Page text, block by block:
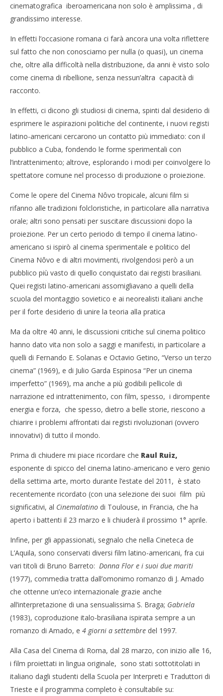
cinematografica iberoamericana non solo è amplissima , di
grandissimo interesse.
In effetti l’occasione romana ci farà ancora una volta riflettere
sul fatto che non conosciamo per nulla (o quasi), un cinema
che, oltre alla difficoltà nella distribuzione, da anni è visto solo
come cinema di ribellione, senza nessun’altra capacità di
racconto.
In effetti, ci dicono gli studiosi di cinema, spinti dal desiderio di
esprimere le aspirazioni politiche del continente, i nuovi registi
latino-americani cercarono un contatto più immediato: con il
pubblico a Cuba, fondendo le forme sperimentali con
l’intrattenimento; altrove, esplorando i modi per coinvolgere lo
spettatore comune nel processo di produzione o proiezione.
Come le opere del Cinema Nôvo tropicale, alcuni film si
rifanno alle tradizioni folcloristiche, in particolare alla narrativa
orale; altri sono pensati per suscitare discussioni dopo la
proiezione. Per un certo periodo di tempo il cinema latino-
americano si ispirò al cinema sperimentale e politico del
Cinema Nôvo e di altri movimenti, rivolgendosi però a un
pubblico più vasto di quello conquistato dai registi brasiliani.
Quei registi latino-americani assomigliavano a quelli della
scuola del montaggio sovietico e ai neorealisti italiani anche
per il forte desiderio di unire la teoria alla pratica
Ma da oltre 40 anni, le discussioni critiche sul cinema politico
hanno dato vita non solo a saggi e manifesti, in particolare a
quelli di Fernando E. Solanas e Octavio Getino, “Verso un terzo
cinema” (1969), e di Julio Garda Espinosa “Per un cinema
imperfetto” (1969), ma anche a più godibili pellicole di
narrazione ed intrattenimento, con film, spesso, i dirompente
energia e forza, che spesso, dietro a belle storie, riescono a
chiarire i problemi affrontati dai registi rivoluzionari (ovvero
innovativi) di tutto il mondo.
Prima di chiudere mi piace ricordare che Raul Ruiz,
esponente di spicco del cinema latino-americano e vero genio
della settima arte, morto durante l’estate del 2011, è stato
recentemente ricordato (con una selezione dei suoi film più
significativi, al Cinemalatino di Toulouse, in Francia, che ha
aperto i battenti il 23 marzo e li chiuderà il prossimo 1° aprile.
Infine, per gli appassionati, segnalo che nella Cineteca de
L’Aquila, sono conservati diversi film latino-americani, fra cui
vari titoli di Bruno Barreto: Donna Flor e i suoi due mariti
(1977), commedia tratta dall’omonimo romanzo di J. Amado
che ottenne un’eco internazionale grazie anche
all’interpretazione di una sensualissima S. Braga; Gabriela
(1983), coproduzione italo-brasiliana ispirata sempre a un
romanzo di Amado, e 4 giorni a settembre del 1997.
Alla Casa del Cinema di Roma, dal 28 marzo, con inizio alle 16,
i film proiettati in lingua originale, sono stati sottotitolati in
italiano dagli studenti della Scuola per Interpreti e Traduttori di
Trieste e il programma completo è consultabile su: